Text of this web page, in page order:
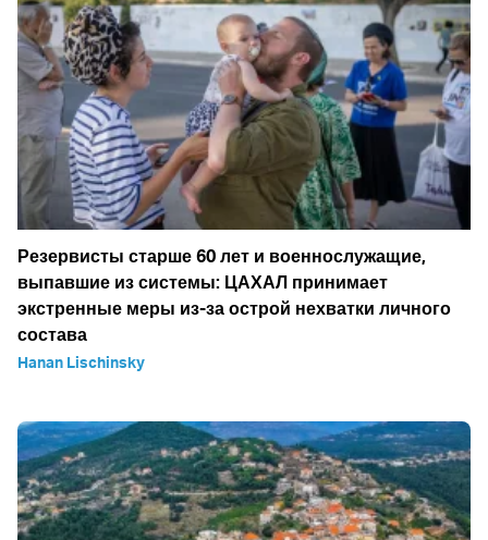
Резервисты старше 60 лет и военнослужащие,
выпавшие из системы: ЦАХАЛ принимает
экстренные меры из-за острой нехватки личного
состава
Hanan Lischinsky